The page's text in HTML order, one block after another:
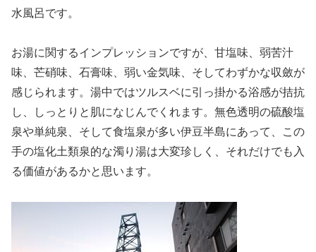
水風呂です。
お湯に関するインプレッションですが、甘塩味、弱苦汁
味、芒硝味、石膏味、弱い金気味、そしてわずかな収斂が
感じられます。湯中ではツルスベに引っ掛かる浴感が拮抗
し、しっとりと肌になじんでくれます。無色透明の硫酸塩
泉や単純泉、そして食塩泉が多い伊豆半島にあって、この
手の塩化土類泉的な濁り湯は大変珍しく、それだけでも入
る価値があるかと思います。